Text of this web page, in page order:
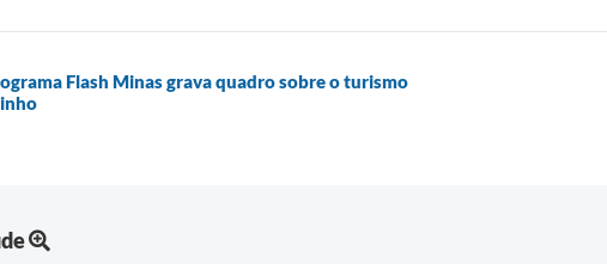
Flash Minas grava quadro sobre o turismo